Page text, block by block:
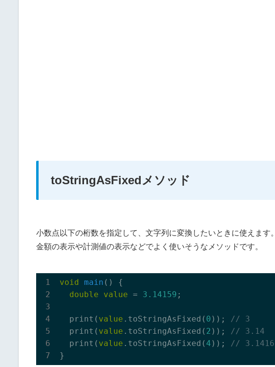
toStringAsFixedメソッド
小数点以下の桁数を指定して、文字列に変換したいときに使えます。
金額の表示や計測値の表示などでよく使いそうなメソッドです。
void main ( )
{
double
value = 3.14159 ;
  print(
value .toStringAsFixed( 0 )); // 3
  print(
value .toStringAsFixed( 2 )); // 3.14
  print(
value .toStringAsFixed(4 )); // 3.1416